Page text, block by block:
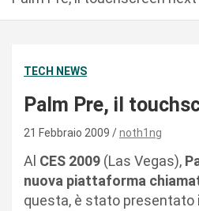
TECH NEWS
Palm Pre, il
21 Febbraio 2009 noth1ng
Al CES 2009 (Las Vegas),
nuova piattaforma
questa, è stato presentato